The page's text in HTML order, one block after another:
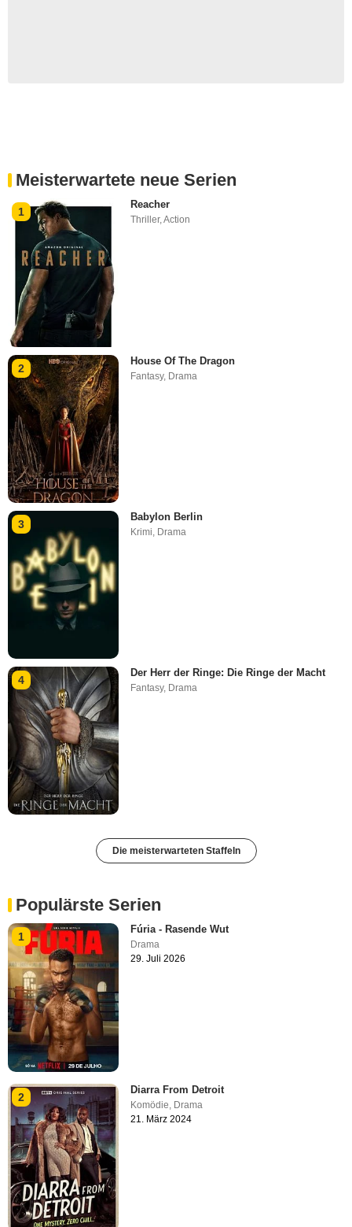
Meisterwartete neue Serien
1
Reacher
Thriller,Action
2
House Of The Dragon
Fantasy, Drama
3
Babylon Berlin
Krimi, Drama
4
Der Herr der Ringe: Die Ringe der Macht
Fantasy, Drama
Die meisterwarteten Staffeln
Populärste Serien
1
Fúria - Rasende Wut
Drama
29. Juli 2026
2
Diarra From Detroit
Komödie Drama
21. März 2024